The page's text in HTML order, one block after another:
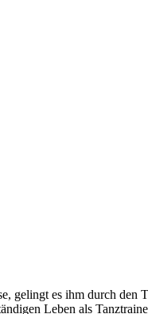
gelingt es ihm durch den
Leben als